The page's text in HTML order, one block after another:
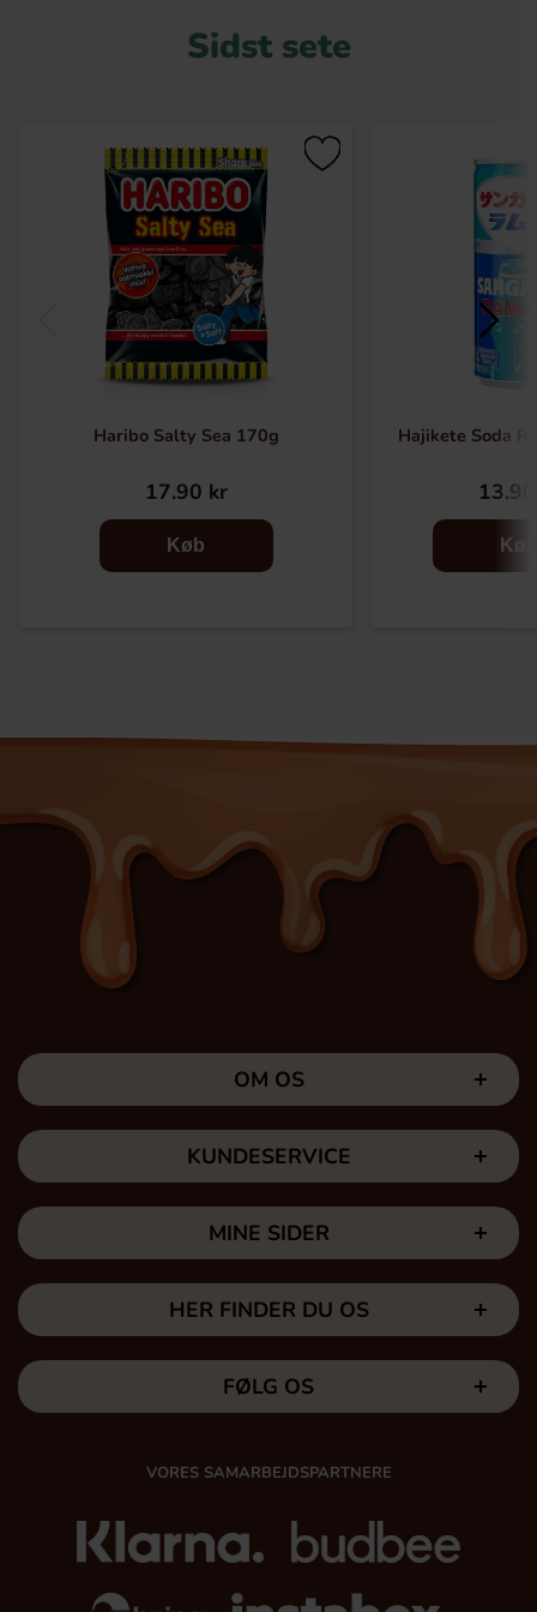
Sidst sete
Haribo Salty Sea 170g
17.90 kr
Køb
Hajikete Soda
Køb
OM OS
KUNDESERVICE
MINE SIDER
HER FINDER DU OS
FØLG OS
VORES SAMARBEJDSPARTNERE